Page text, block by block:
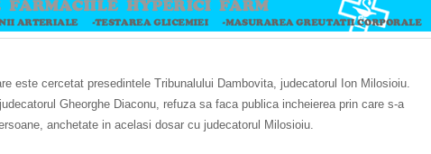
este cercetat presedintele Tribunalului Dambovita, judecatorul Ion Milosioiu.
Gheorghe Diaconu, refuza sa faca publica incheierea prin care s-a
anchetate in acelasi dosar cu judecatorul Milosioiu.